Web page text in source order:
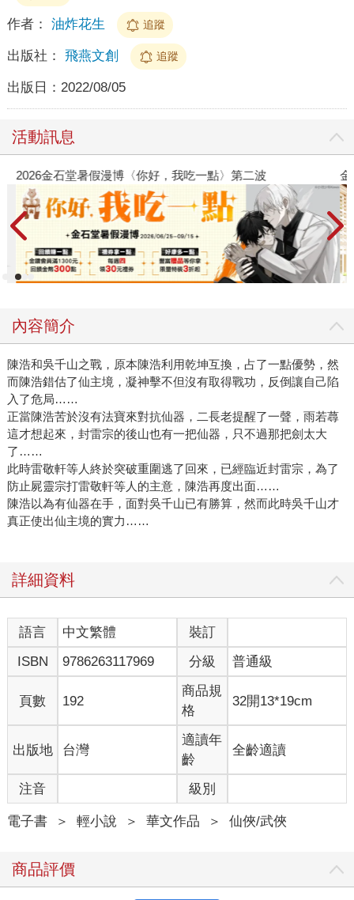
作者： 油炸花生 追蹤
出版社： 飛燕文創 追蹤
出版日： 2022/08/05
活動訊息
2026金石堂暑假漫博〈你好，我吃一點〉第二波 金
內容簡介
陳浩和吳千山之戰，原本陳浩利用乾坤互換，占了一點優勢，然
而陳浩錯估了仙主境，凝神擊不但沒有取得戰功，反倒讓自己陷
入了危局……
正當陳浩苦於沒有法寶來對抗仙器，二長老提醒了一聲，雨若蕁
這才想起來，封雷宗的後山也有一把仙器，只不過那把劍太大
了……
此時雷敬軒等人終於突破重圍逃了回來，已經臨近封雷宗，為了
防止屍靈宗打雷敬軒等人的主意，陳浩再度出面……
陳浩以為有仙器在手，面對吳千山已有勝算，然而此時吳千山才
真正使出仙主境的實力……
詳細資料
語言 中文繁體
裝訂
ISBN
9786263117969 分級 普通級
頁數 192
商品規
格
32開13*19cm
出版地 台灣
適讀年
齡
全齡適讀
注音 級別
電子書 ＞ 輕小說 ＞ 華文作品 ＞ 仙俠/武俠
商品評價